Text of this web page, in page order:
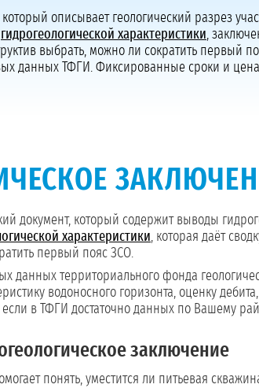
описывает геологический разрез
гидрогеологической характеристики ,
выбрать, можно ли сократить первый
данных ТФГИ. Фиксированные сроки и цена
Пригласить в тендер
Колл-центр на связи с 9:00 до 19:00
Перезвоните нам
документ, который содержит выводы
характеристики, которая даёт
первый пояс ЗСО.
данных территориального фонда
водоносного горизонта, оценку
в ТФГИ достаточно данных по Вашему
заключение
понять, уместится ли питьевая